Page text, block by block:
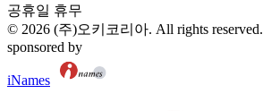
공휴일 휴무
© 2026 (주)오키코리아. All rights reserved.
sponsored by
iNames